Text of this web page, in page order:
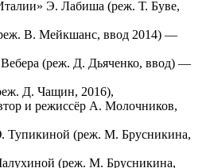
Э. Лабиша (реж. Т. Буве,
В. Мейкшанс, ввод 2014) —
(реж. Д. Дьяченко, ввод) —
Д. Чащин, 2016),
и режиссёр А. Молочников,
Тупикиной (реж. М. Брусникина,
(реж. М. Брусникина,